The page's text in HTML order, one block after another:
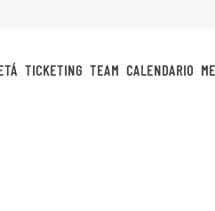
TICKETING TEAM CALENDARIO